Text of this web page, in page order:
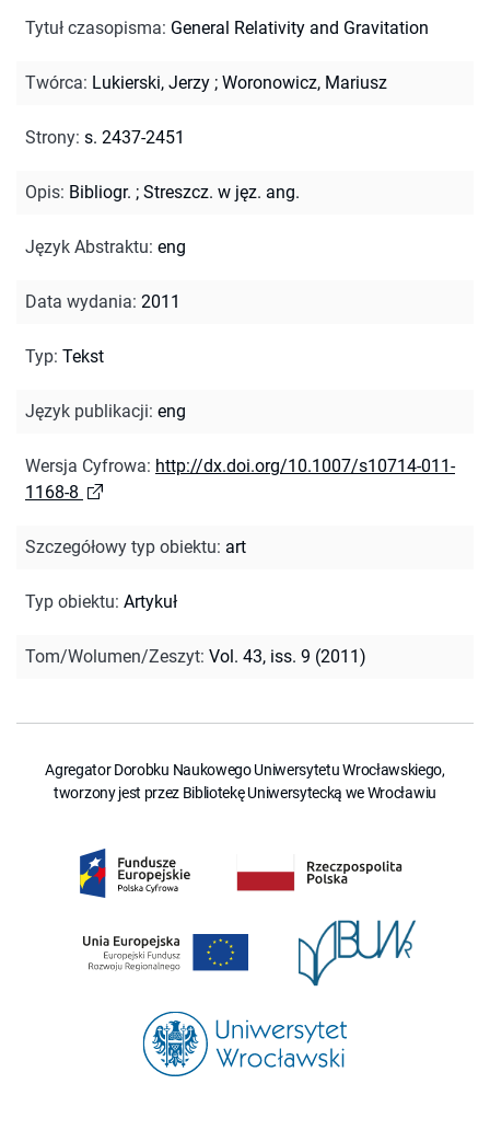
Tytuł czasopisma: General Relativity and Gravitation
Twórca: Lukierski, Jerzy ; Woronowicz, Mariusz
Strony: s. 2437-2451
Opis: Bibliogr. ; Streszcz. w jęz. ang.
Język Abstraktu: eng
Data wydania: 2011
Typ: Tekst
Język publikacji: eng
Wersja Cyfrowa: http://dx.doi.org/10.1007/s10714-011-
1168-8
Szczegółowy typ obiektu: art
Typ obiektu: Artykuł
Tom/Wolumen/Zeszyt: Vol. 43, iss. 9 (2011)
Agregator Dorobku Naukowego Uniwersytetu Wrocławskiego,
tworzony jest przez Bibliotekę Uniwersytecką we Wrocławiu